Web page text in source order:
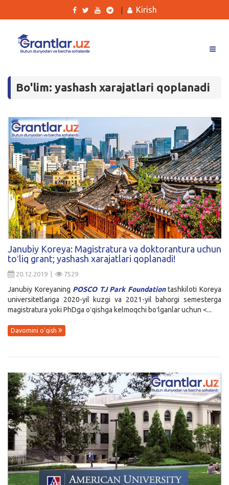
Tanlovlar
Kurslar
Blog
Yana
Qidirish
Kirish
Kirish
Bo'lim: yashash xarajatlari qoplanadi
Janubiy Koreya: Magistratura va doktorantura uchun
toʻliq grant; yashash xarajatlari qoplanadi!
20.12.2019 | 7529
Janubiy Koreyaning POSCO TJ Park Foundationtashkiloti Koreya
universitetlariga 2020-yil kuzgi va 2021-yil bahorgi semesterga
magistratura yoki PhDga oʻqishga kelmoqchi boʻlganlar uchun <...
Davomini o'qish